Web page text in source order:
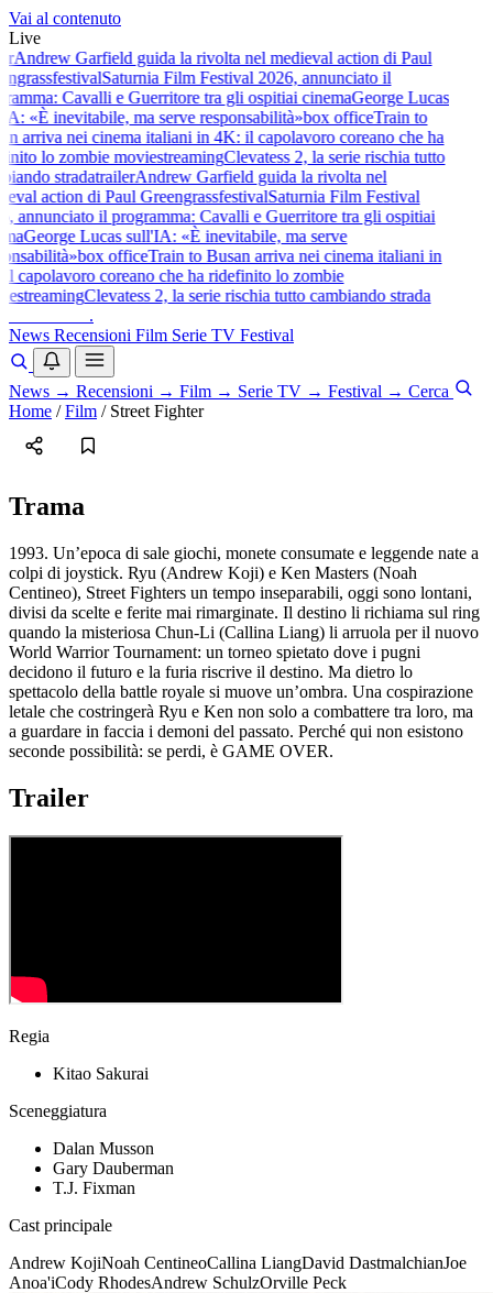
Vai al contenuto
Live
Andrew Garfield guida la rivolta nel medieval action di Paul
festivalSaturnia Film Festival 2026, annunciato il
Cavalli e Guerritore tra gli ospitiai cinemaGeorge Lucas
«È inevitabile, ma serve responsabilità»box officeTrain to
arriva nei cinema italiani in 4K: il capolavoro coreano che ha
lo zombie moviestreamingClevatess 2, la serie rischia tutto
stradatrailerAndrew Garfield guida la rivolta nel
action di Paul GreengrassfestivalSaturnia Film Festival
annunciato il programma: Cavalli e Guerritore tra gli ospitiai
George Lucas sull'IA: «È inevitabile, ma serve
box officeTrain to Busan arriva nei cinema italiani in
capolavoro coreano che ha ridefinito lo zombie
streamingClevatess 2, la serie rischia tutto cambiando strada
.
News Recensioni Film Serie TV Festival
News → Recensioni → Film → Serie TV → Festival → Cerca
Home / Film / Street Fighter
Trama
1993. Un’epoca di sale giochi, monete consumate e leggende nate a
colpi di joystick. Ryu (Andrew Koji) e Ken Masters (Noah
Centineo), Street Fighters un tempo inseparabili, oggi sono lontani,
divisi da scelte e ferite mai rimarginate. Il destino li richiama sul ring
quando la misteriosa Chun-Li (Callina Liang) li arruola per il nuovo
World Warrior Tournament: un torneo spietato dove i pugni
decidono il futuro e la furia riscrive il destino. Ma dietro lo
spettacolo della battle royale si muove un’ombra. Una cospirazione
letale che costringerà Ryu e Ken non solo a combattere tra loro, ma
a guardare in faccia i demoni del passato. Perché qui non esistono
seconde possibilità: se perdi, è GAME OVER.
Trailer
Regia
Kitao Sakurai
Sceneggiatura
Dalan Musson
Gary Dauberman
T.J. Fixman
Cast principale
Andrew KojiNoah CentineoCallina LiangDavid DastmalchianJoe
Anoa'iCody RhodesAndrew SchulzOrville Peck